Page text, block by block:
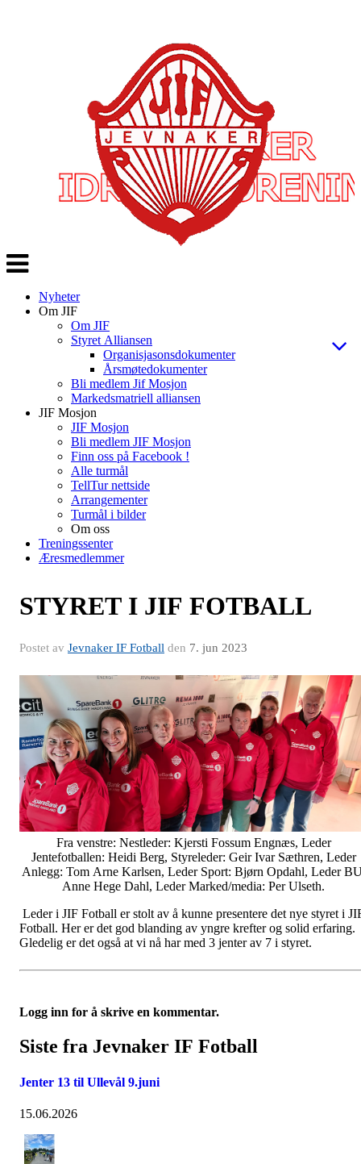
Veksle
navigasjon
Nyheter
Om JIF
Om JIF
Styret Alliansen
Organisjasonsdokumenter
Årsmøtedokumenter
Bli medlem Jif Mosjon
Markedsmatriell alliansen
JIF Mosjon
JIF Mosjon
Bli medlem JIF Mosjon
Finn oss på Facebook !
Alle turmål
TellTur nettside
Arrangementer
Turmål i bilder
Om oss
Treningssenter
Æresmedlemmer
STYRET I JIF FOTBALL
Postet av Jevnaker IF Fotball den 7. jun 2023
Fra venstre: Nestleder: Kjersti Fossum Engnæs, Leder
Jentefotballen: Heidi Berg, Styreleder: Geir Ivar Sæthren, Leder
Anlegg: Tom Arne Karlsen, Leder Sport: Bjørn Opdahl, Leder
Anne Hege Dahl, Leder Marked/media: Per Ulseth.
Leder i JIF Fotball er stolt av å kunne presentere det nye styret i
Fotball. Her er det god blanding av yngre krefter og solid erfaring.
Gledelig er det også at vi nå har med 3 jenter av 7 i styret.
Logg inn for å skrive en kommentar.
Siste fra Jevnaker IF Fotball
Jenter 13 til Ullevål 9.juni
15.06.2026